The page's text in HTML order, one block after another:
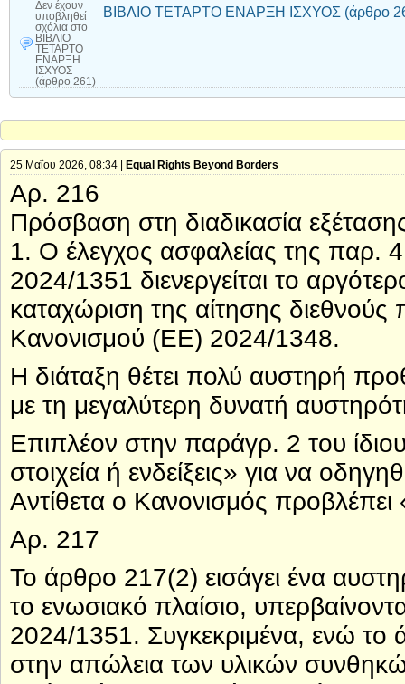
Δεν έχουν
υποβληθεί
σχόλια στο
ΒΙΒΛΙΟ
ΤΕΤΑΡΤΟ
ΕΝΑΡΞΗ
ΙΣΧΥΟΣ
(άρθρο 261)
ΒΙΒΛΙΟ ΤΕΤΑΡΤΟ ΕΝΑΡΞΗ ΙΣΧΥΟΣ (άρθρο
25 Μαΐου 2026, 08:34 | Equal Rights Beyond Borders
Αρ. 216
Πρόσβαση στη διαδικασία
1. Ο έλεγχος ασφαλείας της παρ.
2024/1351 διενεργείται το
καταχώριση της αίτησης
Κανονισμού (ΕΕ) 2024/1348.
Η διάταξη θέτει πολύ αυστηρή
με τη μεγαλύτερη δυνατή
Επιπλέον στην παράγρ. 2 του
στοιχεία ή ενδείξεις» για να
Αντίθετα ο Κανονισμός προβλέπει
Αρ. 217
Το άρθρο 217(2) εισάγει ένα
το ενωσιακό πλαίσιο,
2024/1351. Συγκεκριμένα, ενώ το
στην απώλεια των υλικών